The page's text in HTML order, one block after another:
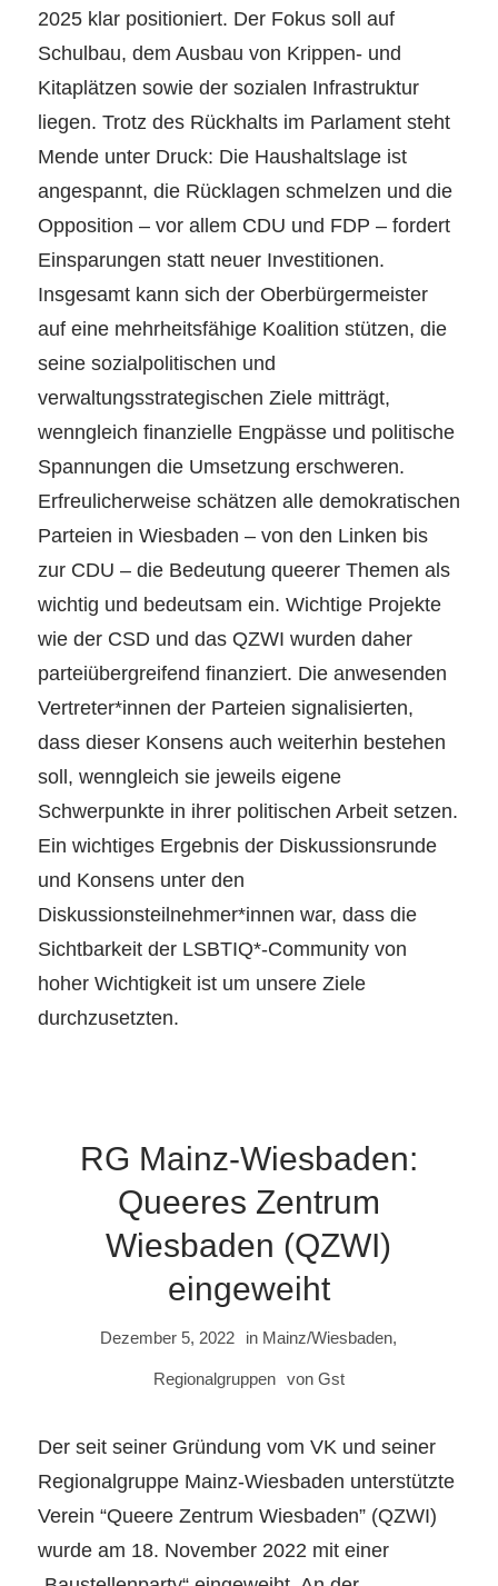
2025 klar positioniert. Der Fokus soll auf
Schulbau, dem Ausbau von Krippen- und
Kitaplätzen sowie der sozialen Infrastruktur
liegen. Trotz des Rückhalts im Parlament steht
Mende unter Druck: Die Haushaltslage ist
angespannt, die Rücklagen schmelzen und die
Opposition – vor allem CDU und FDP – fordert
Einsparungen statt neuer Investitionen.
Insgesamt kann sich der Oberbürgermeister
auf eine mehrheitsfähige Koalition stützen, die
seine sozialpolitischen und
verwaltungsstrategischen Ziele mitträgt,
wenngleich finanzielle Engpässe und politische
Spannungen die Umsetzung erschweren.
Erfreulicherweise schätzen alle demokratischen
Parteien in Wiesbaden – von den Linken bis
zur CDU – die Bedeutung queerer Themen als
wichtig und bedeutsam ein. Wichtige Projekte
wie der CSD und das QZWI wurden daher
parteiübergreifend finanziert. Die anwesenden
Vertreter*innen der Parteien signalisierten,
dass dieser Konsens auch weiterhin bestehen
soll, wenngleich sie jeweils eigene
Schwerpunkte in ihrer politischen Arbeit setzen.
Ein wichtiges Ergebnis der Diskussionsrunde
und Konsens unter den
Diskussionsteilnehmer*innen war, dass die
Sichtbarkeit der LSBTIQ*-Community von
hoher Wichtigkeit ist um unsere Ziele
durchzusetzten.
RG Mainz-Wiesbaden:
Queeres Zentrum
Wiesbaden (QZWI)
eingeweiht
Dezember 5, 2022 in Mainz/Wiesbaden,
Regionalgruppen von Gst
Der seit seiner Gründung vom VK und seiner
Regionalgruppe Mainz-Wiesbaden unterstützte
Verein “Queere Zentrum Wiesbaden” (QZWI)
wurde am 18. November 2022 mit einer